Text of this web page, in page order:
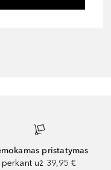
pristatymas
perkant už 39,95 €